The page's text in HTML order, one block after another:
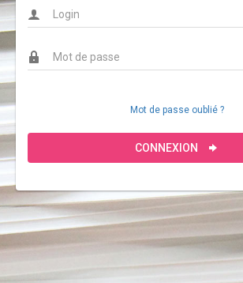
Mot de passe oublié ?
CONNEXION